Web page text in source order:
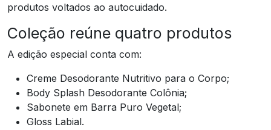
produtos voltados ao autocuidado.
Coleção reúne quatro produtos
A edição especial conta com:
Creme Desodorante Nutritivo para o Corpo;
Body Splash Desodorante Colônia;
Sabonete em Barra Puro Vegetal;
Gloss Labial.